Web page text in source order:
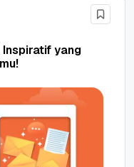
Inspiratif yang